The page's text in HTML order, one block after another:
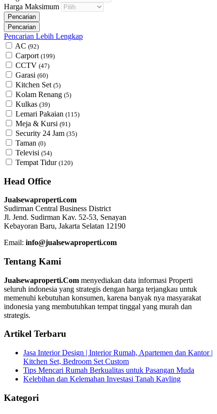
Harga Maksimum
Pencarian Lebih Lengkap
AC (92)
Carport (199)
CCTV (47)
Garasi (60)
Kitchen Set (5)
Kolam Renang (5)
Kulkas (39)
Lemari Pakaian (115)
Meja & Kursi (91)
Security 24 Jam (35)
Taman (0)
Televisi (54)
Tempat Tidur (120)
Head Office
Jualsewaproperti.com
Sudirman Central Business District
Jl. Jend. Sudirman Kav. 52-53, Senayan
Kebayoran Baru, Jakarta Selatan 12190
Email: info@jualsewaproperti.com
Tentang Kami
Jualsewaproperti.Com menyediakan data informasi Properti
seluruh indonesia yang strategis dengan harga terjangkau untuk
memenuhi kebutuhan konsumen, karena banyak nya masyarakat
indonesia yang membutuhkan tempat tinggal yang murah dan
strategis.
Artikel Terbaru
Jasa Interior Design | Interior Rumah, Apartemen dan Kantor |
Kitchen Set, Bedroom Set Custom
Tips Mencari Rumah Berkualitas untuk Pasangan Muda
Kelebihan dan Kelemahan Investasi Tanah Kavling
Kategori